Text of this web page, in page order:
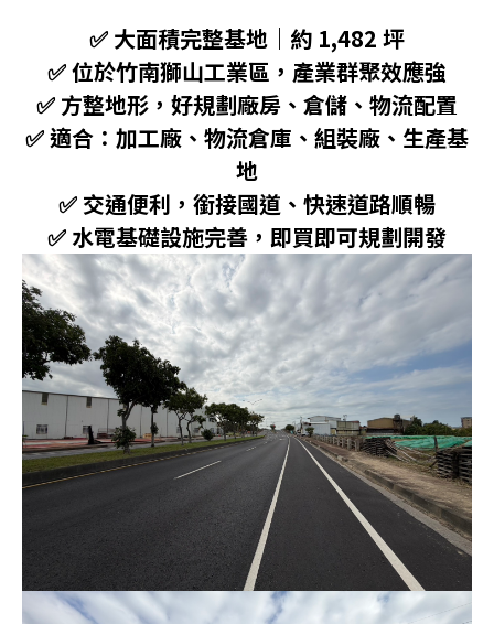
✅ 大面積完整基地｜約 1,482 坪
✅ 位於竹南獅山工業區，產業群聚效應強
✅ 方整地形，好規劃廠房、倉儲、物流配置
✅ 適合：加工廠、物流倉庫、組裝廠、生產基
地
✅ 交通便利，銜接國道、快速道路順暢
✅ 水電基礎設施完善，即買即可規劃開發